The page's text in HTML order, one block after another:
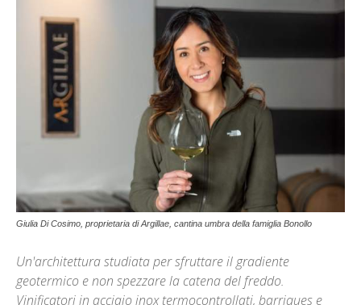
Giulia Di Cosimo, proprietaria di Argillae, cantina umbra della famiglia Bonollo
Un'architettura studiata per sfruttare il gradiente
geotermico e non spezzare la catena del freddo.
Vinificatori in acciaio inox termocontrollati, barriques e